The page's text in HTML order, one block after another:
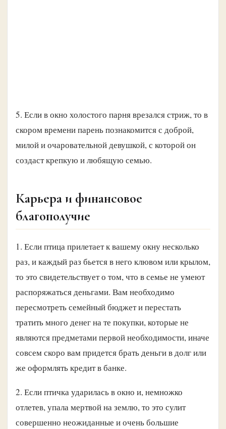
5. Если в окно холостого парня врезался стриж, то в
скором времени парень познакомится с доброй,
милой и очаровательной девушкой, с которой он
создаст крепкую и любящую семью.
Карьера и финансовое
благополучие
1. Если птица прилетает к вашему окну несколько
раз, и каждый раз бьется в него клювом или крылом,
то это свидетельствует о том, что в семье не умеют
распоряжаться деньгами. Вам необходимо
пересмотреть семейный бюджет и перестать
тратить много денег на те покупки, которые не
являются предметами первой необходимости, иначе
совсем скоро вам придется брать деньги в долг или
же оформлять кредит в банке.
2. Если птичка ударилась в окно и, немножко
отлетев, упала мертвой на землю, то это сулит
совершенно неожиданные и очень большие